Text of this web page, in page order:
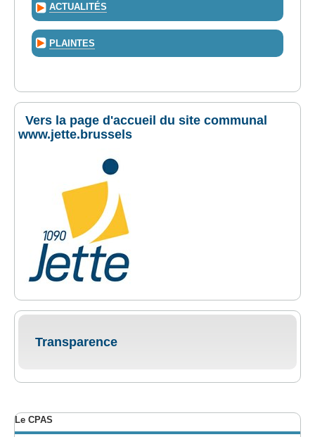
ACTUALITÉS
PLAINTES
Vers la page d'accueil du site communal
www.jette.brussels
Transparence
Le CPAS